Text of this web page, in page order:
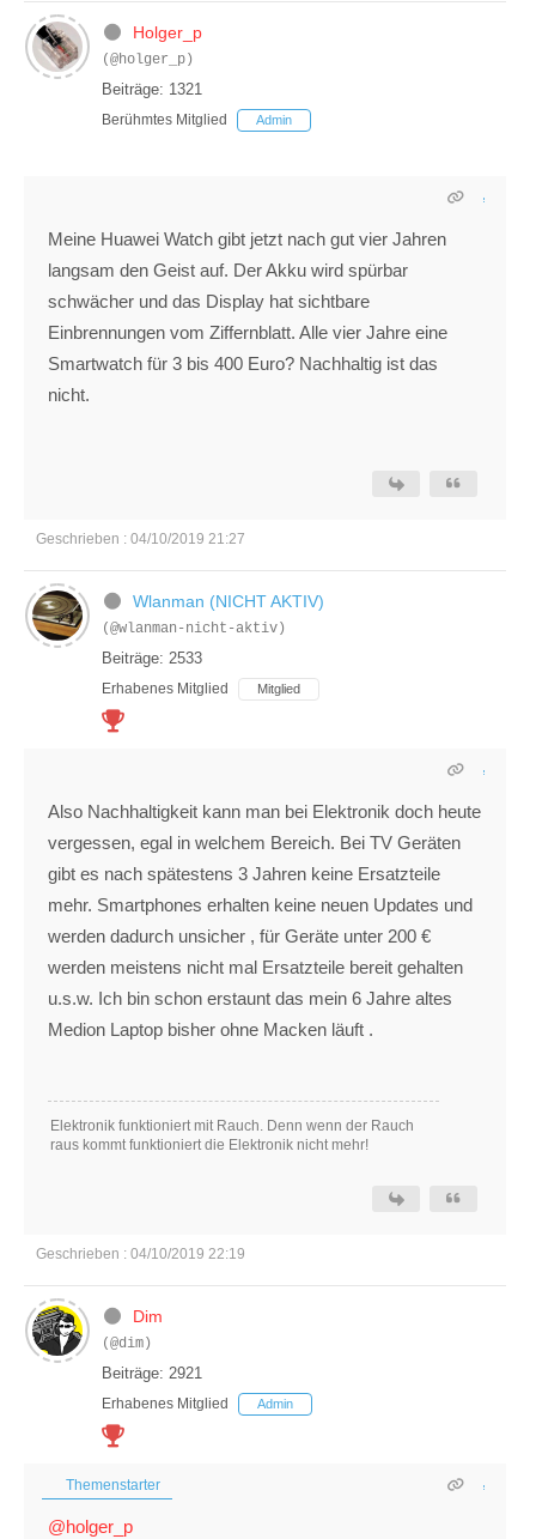
Holger_p
(@holger_p)
Beiträge: 1321
Berühmtes Mitglied Admin
Meine Huawei Watch gibt jetzt nach gut vier Jahren
langsam den Geist auf. Der Akku wird spürbar
schwächer und das Display hat sichtbare
Einbrennungen vom Ziffernblatt. Alle vier Jahre eine
Smartwatch für 3 bis 400 Euro? Nachhaltig ist das
nicht.
Geschrieben : 04/10/2019 21:27
Wlanman (NICHT AKTIV)
(@wlanman-nicht-aktiv)
Beiträge: 2533
Erhabenes Mitglied Mitglied
Also Nachhaltigkeit kann man bei Elektronik doch heute
vergessen, egal in welchem Bereich. Bei TV Geräten
gibt es nach spätestens 3 Jahren keine Ersatzteile
mehr. Smartphones erhalten keine neuen Updates und
werden dadurch unsicher , für Geräte unter 200 €
werden meistens nicht mal Ersatzteile bereit gehalten
u.s.w. Ich bin schon erstaunt das mein 6 Jahre altes
Medion Laptop bisher ohne Macken läuft .
Elektronik funktioniert mit Rauch. Denn wenn der Rauch
raus kommt funktioniert die Elektronik nicht mehr!
Geschrieben : 04/10/2019 22:19
Dim
(@dim)
Beiträge: 2921
Erhabenes Mitglied Admin
Themenstarter
@holger_p